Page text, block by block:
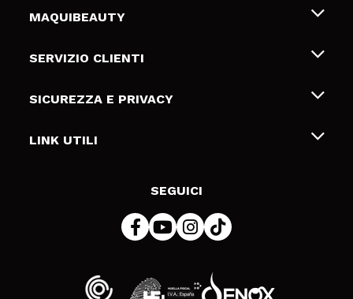
MAQUIBEAUTY
Chi siamo
Gift Cards
SERVIZIO CLIENTI
Spedizioni & Resi
Metodi di pagamamento
SICUREZZA E PRIVACY
Termini e condizioni
LINK UTILI
SEGUICI